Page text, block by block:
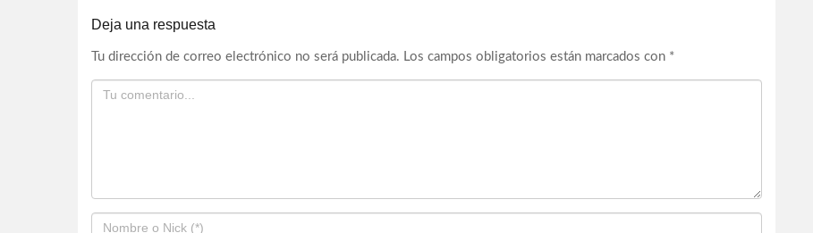
Deja una respuesta
Tu dirección de correo electrónico no será publicada. Los campos obligatorios están marcados con *